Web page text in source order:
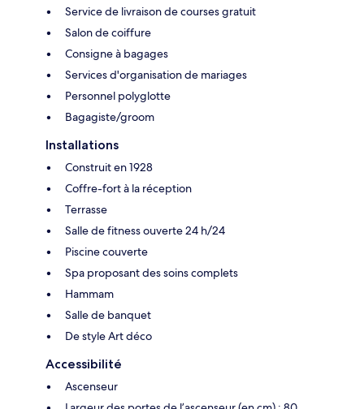
Service de livraison de courses gratuit
Salon de coiffure
Consigne à bagages
Services d'organisation de mariages
Personnel polyglotte
Bagagiste/groom
Installations
Construit en 1928
Coffre-fort à la réception
Terrasse
Salle de fitness ouverte 24 h/24
Piscine couverte
Spa proposant des soins complets
Hammam
Salle de banquet
De style Art déco
Accessibilité
Ascenseur